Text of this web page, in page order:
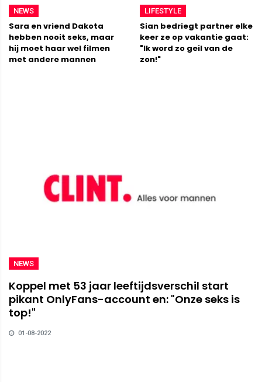
NEWS
Sara en vriend Dakota
hebben nooit seks, maar
hij moet haar wel filmen
met andere mannen
LIFESTYLE
Sian bedriegt partner elke
keer ze op vakantie gaat:
"Ik word zo geil van de
zon!"
NEWS
Koppel met 53 jaar leeftijdsverschil start
pikant OnlyFans-account en: "Onze seks is
top!"
01-08-2022